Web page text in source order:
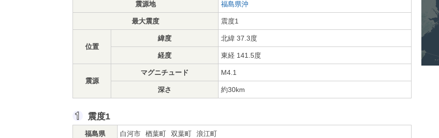
震源地 福島県沖
最大震度 震度1
位置
緯度 北緯 37.3度
経度 東経 141.5度
震源
マグニチュード M4.1
深さ 約30km
震度1
福島県 白河市 楢葉町 双葉町 浪江町